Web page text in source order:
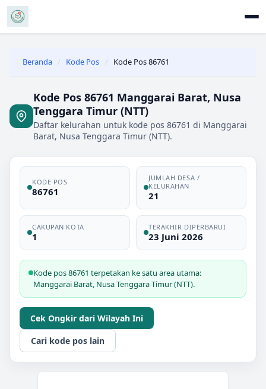
Beranda / Kode Pos / Kode Pos 86761
Kode Pos 86761 Manggarai Barat, Nusa
Tenggara Timur (NTT)
Daftar kelurahan untuk kode pos 86761 di Manggarai
Barat, Nusa Tenggara Timur (NTT).
KODE POS
86761
JUMLAH DESA /
KELURAHAN
21
CAKUPAN KOTA
1
TERAKHIR DIPERBARUI
23 Juni 2026
Kode pos 86761 terpetakan ke satu area utama:
Manggarai Barat, Nusa Tenggara Timur (NTT).
Cek Ongkir dari Wilayah Ini
Cari kode pos lain